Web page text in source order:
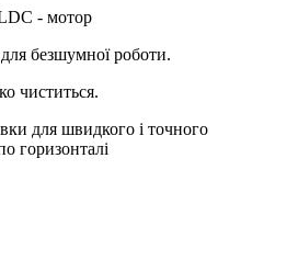
- мотор
для безшумної роботи.
чиститься.
для швидкого і точного
горизонталі